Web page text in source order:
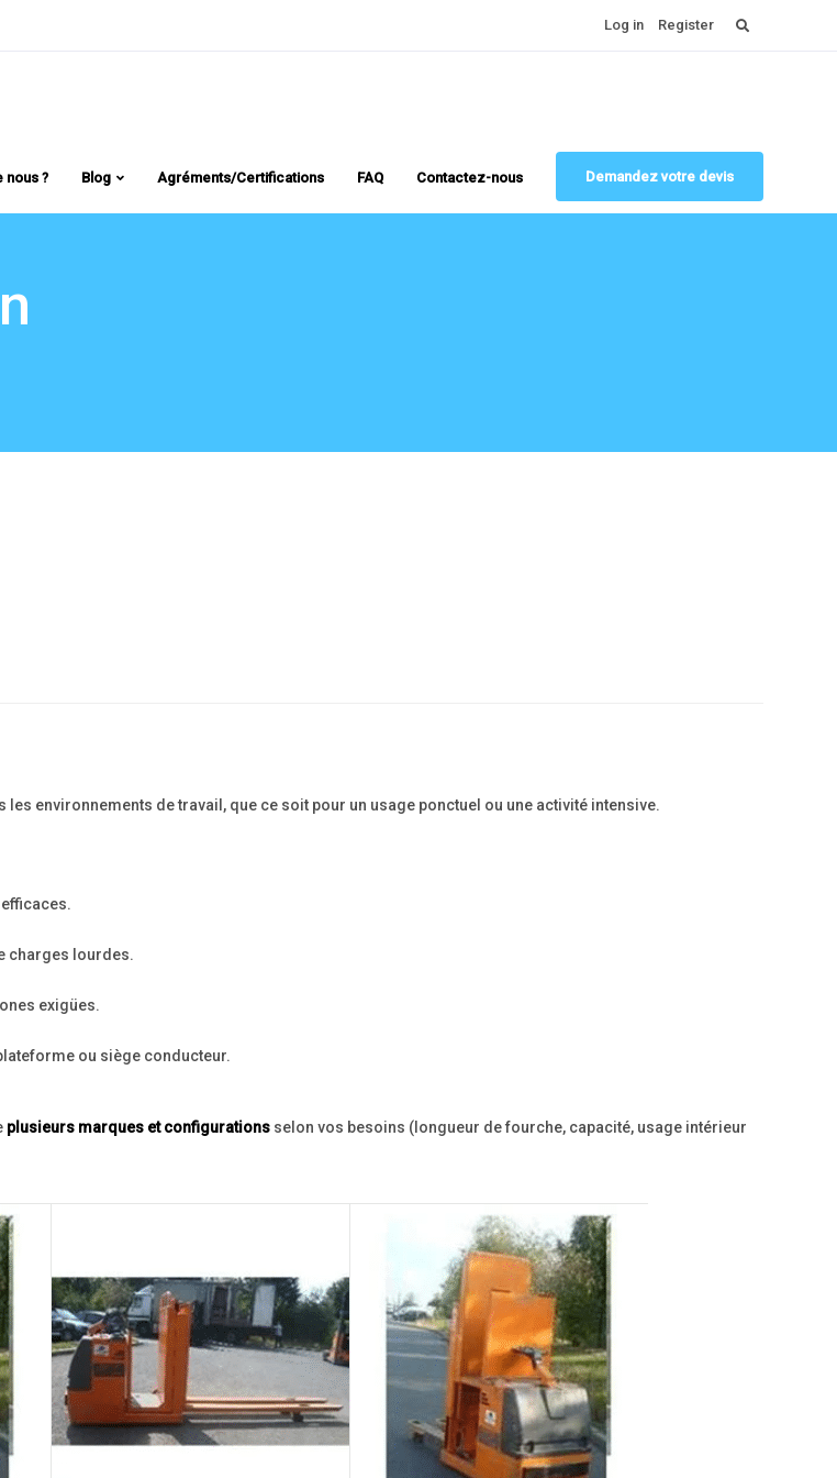
Log in Register Rechercher :
nous ? Blog Agréments/Certifications FAQ Contactez-nous Demandez votre devis
les environnements de travail, que ce soit pour un usage ponctuel ou une activité intensive.
charges lourdes.
exigües.
ou siège conducteur.
plusieurs marques et configurations selon vos besoins (longueur de fourche, capacité, usage intérieur